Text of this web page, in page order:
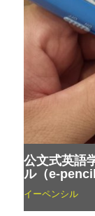
公文式英語
ル（e-
イーペンシル